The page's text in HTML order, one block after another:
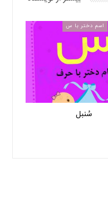
اسم دختر با س
سُنبل